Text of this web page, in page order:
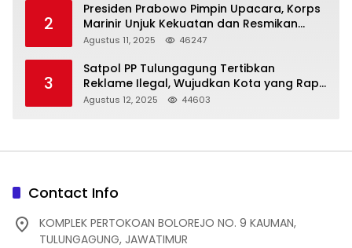
2
Presiden Prabowo Pimpin Upacara, Korps
Marinir Unjuk Kekuatan dan Resmikan
Struktur Baru
Agustus 11, 2025 46247
3
Satpol PP Tulungagung Tertibkan
Reklame Ilegal, Wujudkan Kota yang Rapi
dan Indah
Agustus 12, 2025 44603
Contact Info
KOMPLEK PERTOKOAN BOLOREJO NO. 9 KAUMAN,
TULUNGAGUNG, JAWATIMUR